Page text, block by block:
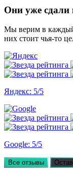
Они уже сдали
Мы верим в
них стоит чья-то
Яндекс: 5/5
Google: 5/5
Все отзывы